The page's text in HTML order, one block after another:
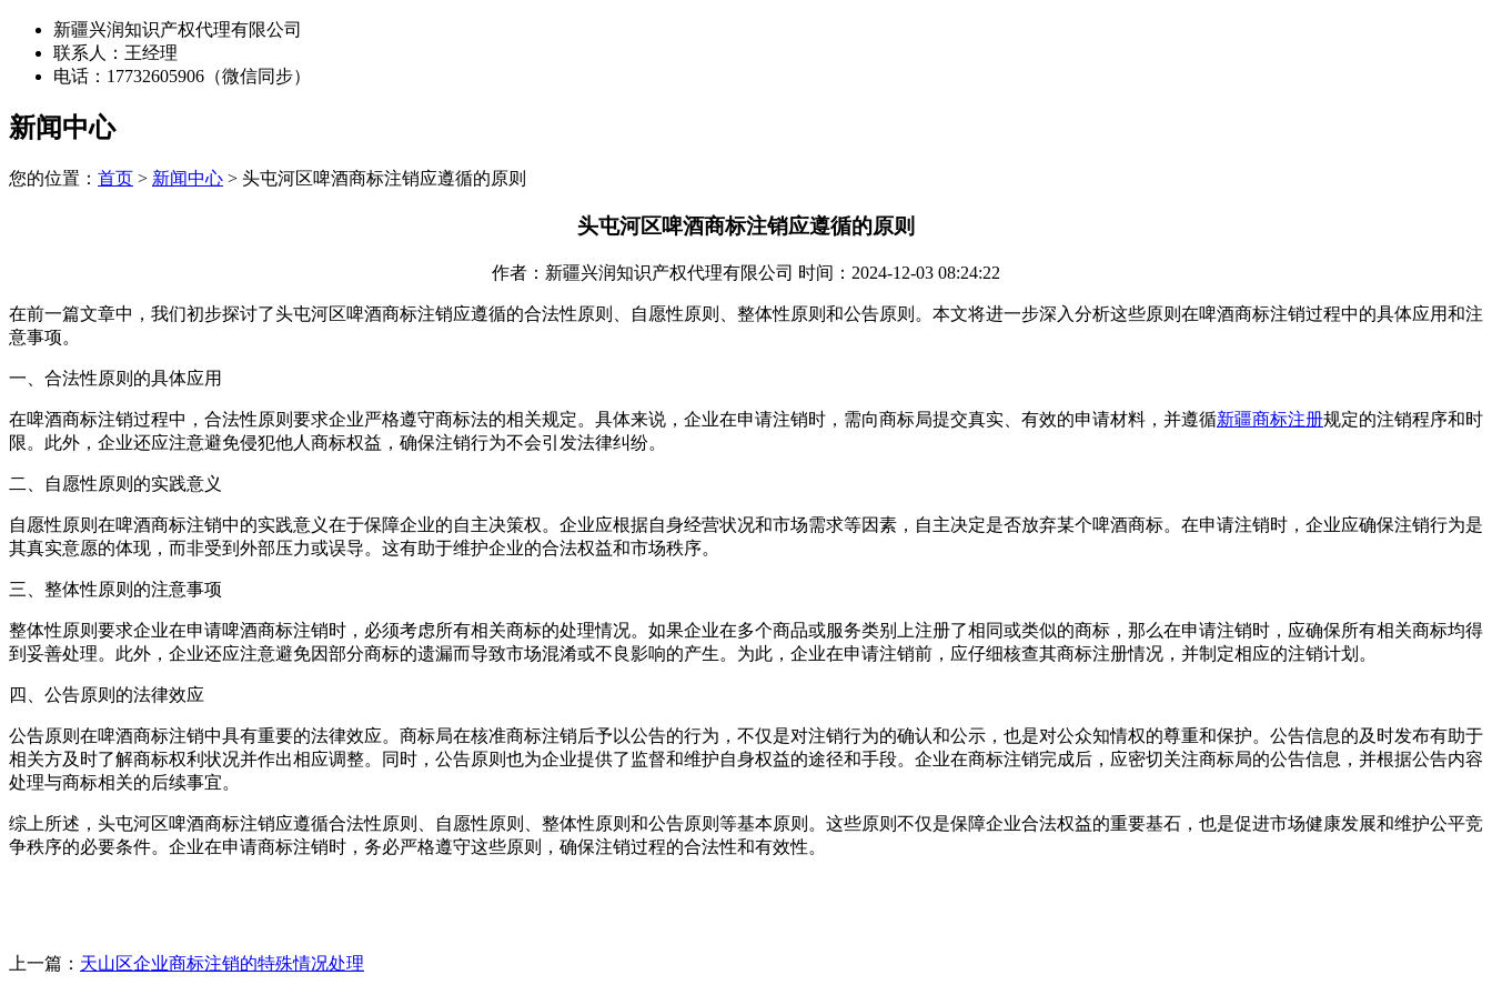
新疆兴润知识产权代理有限公司
联系人：王经理
电话：17732605906（微信同步）
新闻中心
您的位置： 首页 > 新闻中心 > 头屯河区啤酒商标注销应遵循的原则
头屯河区啤酒商标注销应遵循的原则
作者：新疆兴润知识产权代理有限公司 时间：2024-12-03 08:24:22
在前一篇文章中，我们初步探讨了头屯河区啤酒商标注销应遵循的合法性原则、自愿性原则、整体性原则和公告原则。本文将进一步深入分析这些原则在啤酒商标注销过程中的具体应用和注
意事项。
一、合法性原则的具体应用
在啤酒商标注销过程中，合法性原则要求企业严格遵守商标法的相关规定。具体来说，企业在申请注销时，需向商标局提交真实、有效的申请材料，并遵循新疆商标注册规定的注销程序和时
限。此外，企业还应注意避免侵犯他人商标权益，确保注销行为不会引发法律纠纷。
二、自愿性原则的实践意义
自愿性原则在啤酒商标注销中的实践意义在于保障企业的自主决策权。企业应根据自身经营状况和市场需求等因素，自主决定是否放弃某个啤酒商标。在申请注销时，企业应确保注销行为是
其真实意愿的体现，而非受到外部压力或误导。这有助于维护企业的合法权益和市场秩序。
三、整体性原则的注意事项
整体性原则要求企业在申请啤酒商标注销时，必须考虑所有相关商标的处理情况。如果企业在多个商品或服务类别上注册了相同或类似的商标，那么在申请注销时，应确保所有相关商标均得
到妥善处理。此外，企业还应注意避免因部分商标的遗漏而导致市场混淆或不良影响的产生。为此，企业在申请注销前，应仔细核查其商标注册情况，并制定相应的注销计划。
四、公告原则的法律效应
公告原则在啤酒商标注销中具有重要的法律效应。商标局在核准商标注销后予以公告的行为，不仅是对注销行为的确认和公示，也是对公众知情权的尊重和保护。公告信息的及时发布有助于
相关方及时了解商标权利状况并作出相应调整。同时，公告原则也为企业提供了监督和维护自身权益的途径和手段。企业在商标注销完成后，应密切关注商标局的公告信息，并根据公告内容
处理与商标相关的后续事宜。
综上所述，头屯河区啤酒商标注销应遵循合法性原则、自愿性原则、整体性原则和公告原则等基本原则。这些原则不仅是保障企业合法权益的重要基石，也是促进市场健康发展和维护公平竞
争秩序的必要条件。企业在申请商标注销时，务必严格遵守这些原则，确保注销过程的合法性和有效性。
上一篇： 天山区企业商标注销的特殊情况处理